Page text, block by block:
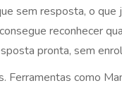
sem resposta, o
reconhecer
pronta, sem
Ferramentas como